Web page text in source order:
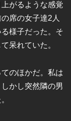
がるような感覚
席の女子達2人
様子だった。そ
呆れていた。
のほかだ。私は
かし突然隣の男